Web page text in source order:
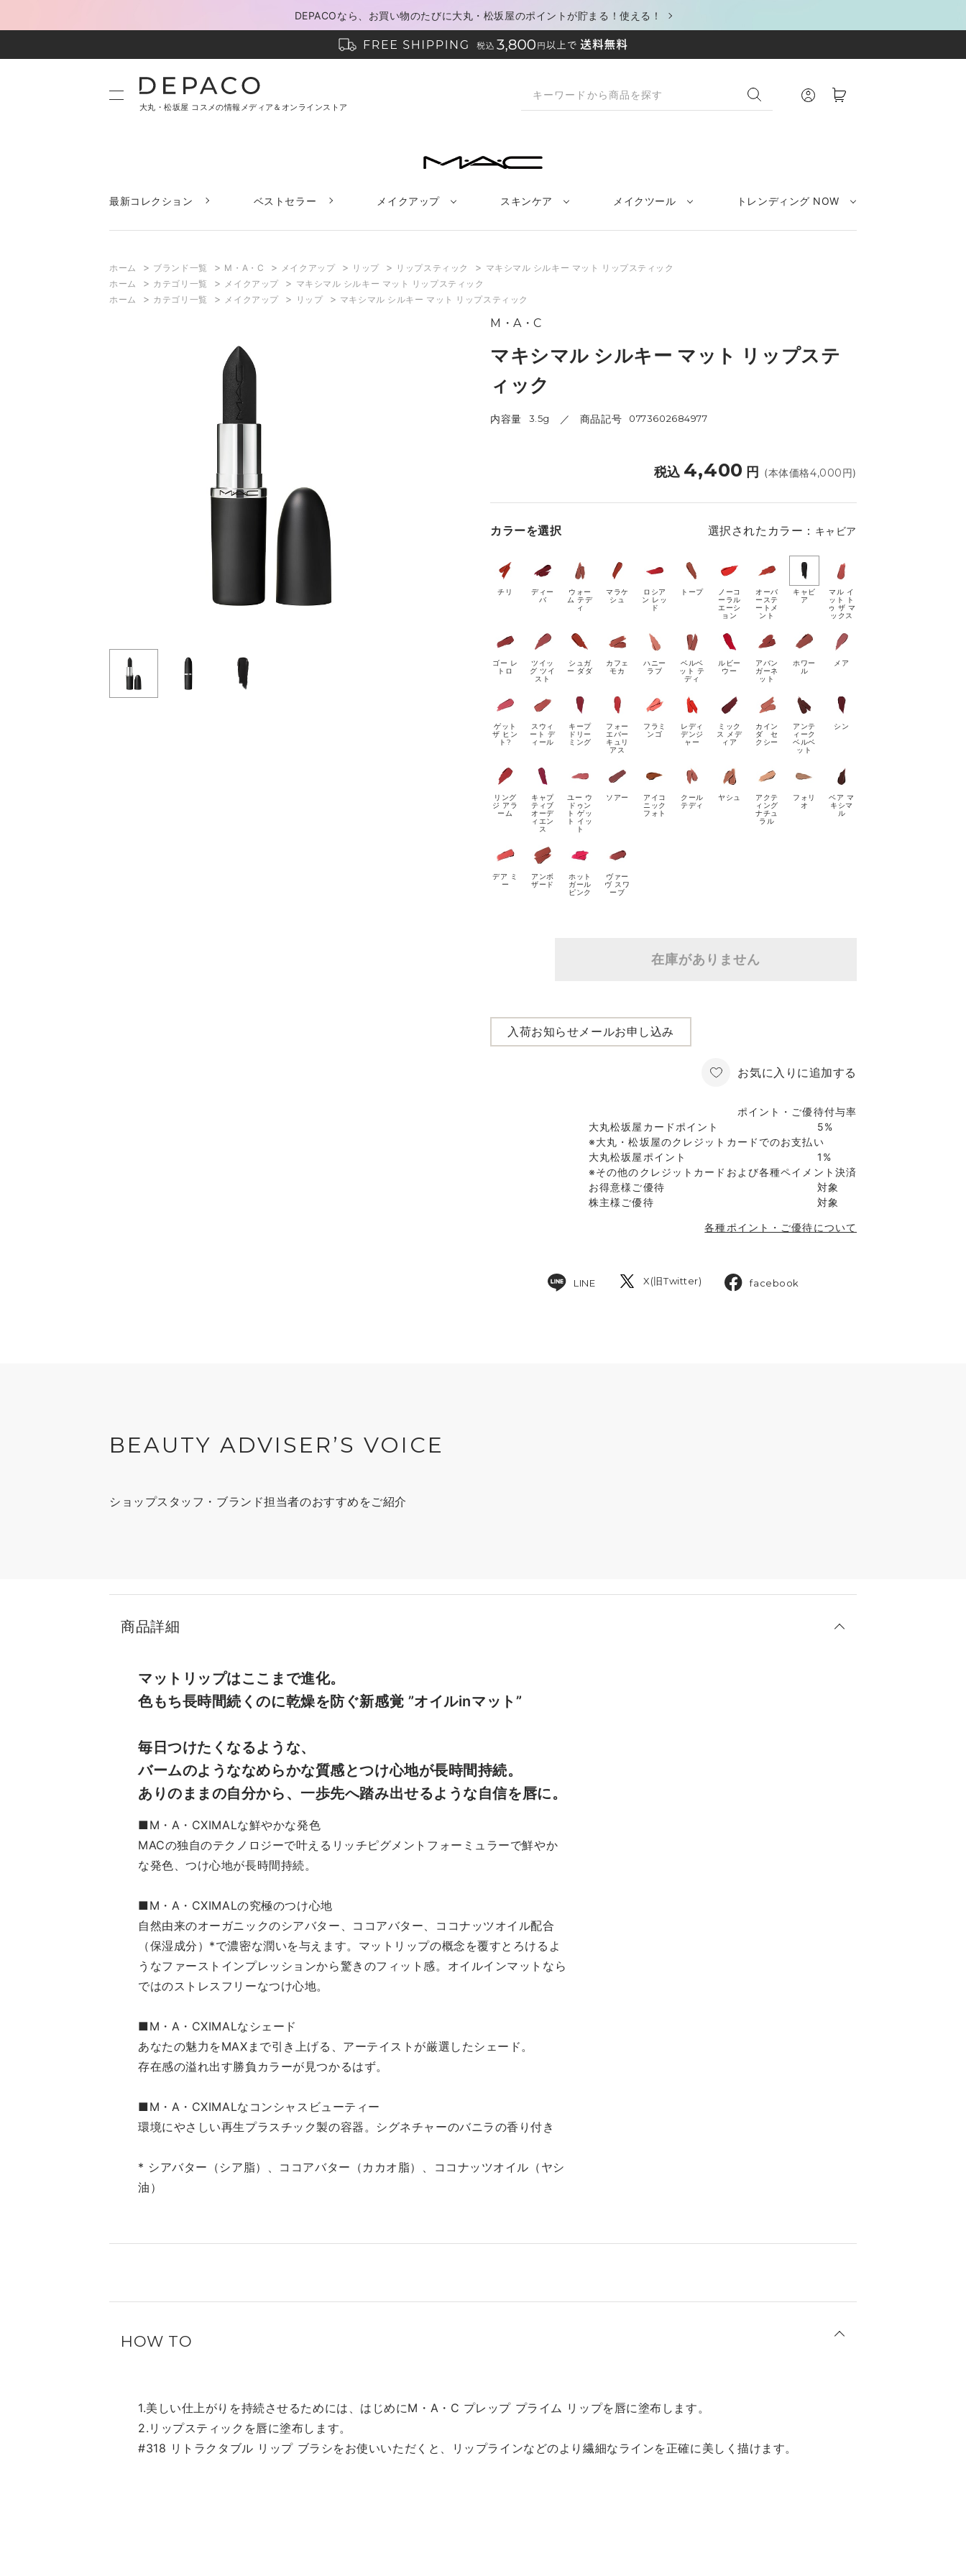
DEPACOなら、お買い物のたびに大丸・松坂屋のポイントが貯まる！使える！
大丸・松坂屋 コスメの情報メディア＆オンラインストア
最新コレクション ベストセラー メイクアップ スキンケア メイクツール トレンディング NOW
ホーム > ブランド一覧 > M・A・C > メイクアップ > リップ > リップスティック > マキシマル シルキー マット リップスティック
ホーム
> カテゴリ一覧 > メイクアップ > マキシマル シルキー マット リップスティック
ホーム
> カテゴリ一覧 > メイクアップ > リップ > マキシマル シルキー マット リップスティック
M・A・C
マキシマル シルキー マット リップステ
ィック
内容量 3.5g 商品記号 0773602684977
税込 4,400 円 (本体価格4,000円)
カラーを選択 選択されたカラー： キャビア
チリ
ディー
バ
ウォー
ム テデ
ィ
マラケ
シュ
ロシア
ン レッ
ド
トープ
ノーコ
ーラル
エーシ
ョン
オーバ
ーステ
ートメ
ント
キャビ
ア
マル イ
ット ト
ゥ ザ マ
ックス
ゴー レ
トロ
ツイッ
グ ツイ
スト
シュガ
ー ダダ
カフェ
モカ
ハニー
ラブ
ベルベ
ット テ
ディ
ルビー
ウー
アバン
ガーネ
ット
ホワー
ル
メア
ゲット
ザ ヒン
ト?
スウィ
ート デ
ィール
キープ
ドリー
ミング
フォー
エバー
キュリ
アス
フラミ
ンゴ
レディ
デンジ
ャー
ミック
ス メデ
ィア
カイン
ダ セ
クシー
アンテ
ィーク
ベルベ
ット
シン
リング
ジ アラ
ーム
キャプ
ティブ
オーデ
ィエン
ス
ユー ウ
ドゥン
ト ゲッ
ト イッ
ト
ソアー
アイコ
ニック
フォト
クール
テディ
ヤシュ
アクテ
ィング
ナチュ
ラル
フォリ
オ
ベア マ
キシマ
ル
デア ミ
ー
アンボ
ザード
ホット
ガール
ピンク
ヴァー
ヴ スワ
ーブ
在庫がありません
入荷お知らせメールお申し込み
お気に入りに追加する
ポイント・ご優待付与率
大丸松坂屋カードポイント
5%
※大丸・松坂屋のクレジットカードでのお支払い
大丸松坂屋ポイント
1%
※その他のクレジットカードおよび各種ペイメント決済
お得意様ご優待
対象
株主様ご優待
対象
各種ポイント・ご優待について
LINE X(旧Twitter) facebook
BEAUTY ADVISER’S VOICE
ショップスタッフ・ブランド担当者のおすすめをご紹介
商品詳細
マットリップはここまで進化。
色もち長時間続くのに乾燥を防ぐ新感覚 ”オイルinマット”
毎日つけたくなるような、
バームのようななめらかな質感とつけ心地が長時間持続。
ありのままの自分から、一歩先へ踏み出せるような自信を唇に。
■M・A・CXIMALな鮮やかな発色
MACの独自のテクノロジーで叶えるリッチピグメントフォーミュラーで鮮やか
な発色、つけ心地が長時間持続。
■M・A・CXIMALの究極のつけ心地
自然由来のオーガニックのシアバター、ココアバター、ココナッツオイル配合
（保湿成分）*で濃密な潤いを与えます。マットリップの概念を覆すとろけるよ
うなファーストインプレッションから驚きのフィット感。オイルインマットなら
ではのストレスフリーなつけ心地。
■M・A・CXIMALなシェード
あなたの魅力をMAXまで引き上げる、アーテイストが厳選したシェード。
存在感の溢れ出す勝負カラーが見つかるはず。
■M・A・CXIMALなコンシャスビューティー
環境にやさしい再生プラスチック製の容器。シグネチャーのバニラの香り付き
* シアバター（シア脂）、ココアバター（カカオ脂）、ココナッツオイル（ヤシ
油）
HOW TO
1.美しい仕上がりを持続させるためには、はじめにM・A・C プレップ プライム リップを唇に塗布します。
2.リップスティックを唇に塗布します。
#318 リトラクタブル リップ ブラシをお使いいただくと、リップラインなどのより繊細なラインを正確に美しく描けます。